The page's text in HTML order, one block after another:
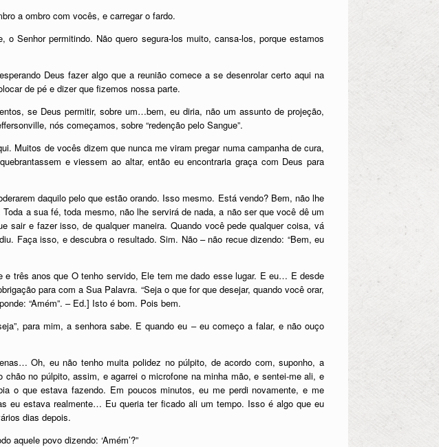
a ombro com vocês, e carregar o fardo.
Senhor permitindo. Não quero segura-los muito, cansa-los, porque estamos
Deus fazer algo que a reunião comece a se desenrolar certo aqui na
de pé e dizer que fizemos nossa parte.
se Deus permitir, sobre um…bem, eu diria, não um assunto de projeção,
nós começamos, sobre “redenção pelo Sangue”.
Muitos de vocês dizem que nunca me viram pregar numa campanha de cura,
e viessem ao altar, então eu encontraria graça com Deus para
daquilo pelo que estão orando. Isso mesmo. Está vendo? Bem, não lhe
a sua fé, toda mesmo, não lhe servirá de nada, a não ser que você dê um
e fazer isso, de qualquer maneira. Quando você pede qualquer coisa, vá
Faça isso, e descubra o resultado. Sim. Não – não recue dizendo: “Bem, eu
três anos que O tenho servido, Ele tem me dado esse lugar. E eu… E desde
para com a Sua Palavra. “Seja o que for que desejar, quando você orar,
“Amém”. – Ed.] Isto é bom. Pois bem.
para mim, a senhora sabe. E quando eu – eu começo a falar, e não ouço
Oh, eu não tenho muita polidez no púlpito, de acordo com, suponho, a
no púlpito, assim, e agarrei o microfone na minha mão, e sentei-me ali, e
o que estava fazendo. Em poucos minutos, eu me perdi novamente, e me
eu estava realmente… Eu queria ter ficado ali um tempo. Isso é algo que eu
dias depois.
aquele povo dizendo: ‘Amém’?”